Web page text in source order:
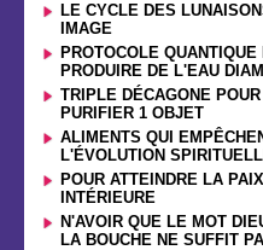
LE CYCLE DES
IMAGE
PROTOCOLE QUANTIQUE
PRODUIRE DE L'EAU
TRIPLE DÉCAGONE POUR
PURIFIER 1 OBJET
ALIMENTS QUI
L'ÉVOLUTION
POUR ATTEINDRE LA PAIX
INTÉRIEURE
N'AVOIR QUE LE MOT
LA BOUCHE NE SUFFIT